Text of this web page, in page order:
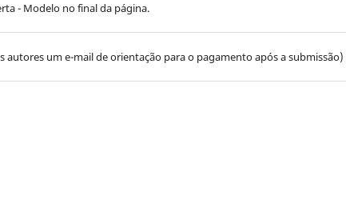
- Modelo no final da página.
um e-mail de orientação para o pagamento após a submissão)